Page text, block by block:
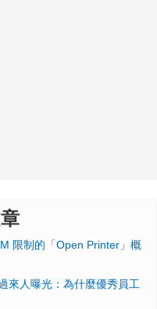
限制的「Open Printer」概
來人曝光：為什麼優秀員工